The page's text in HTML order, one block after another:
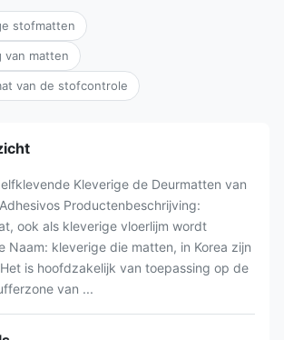
stofmatten
van matten
van de stofcontrole
Kleverige de Deurmatten van
Productenbeschrijving:
ook als kleverige vloerlijm wordt
Naam: kleverige die matten, in Korea zijn
is hoofdzakelijk van toepassing op de
van ...